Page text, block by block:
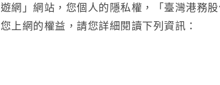
網」網站，您個人的隱私權，「臺灣港務
上網的權益，請您詳細閱讀下列資訊：